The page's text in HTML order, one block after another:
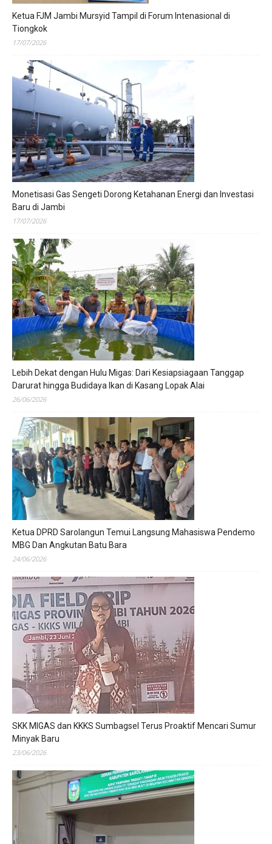
Ketua FJM Jambi Mursyid Tampil di Forum Intenasional di
Tiongkok
17/07/2026
Monetisasi Gas Sengeti Dorong Ketahanan Energi dan Investasi
Baru di Jambi
17/07/2026
Lebih Dekat dengan Hulu Migas: Dari Kesiapsiagaan Tanggap
Darurat hingga Budidaya Ikan di Kasang Lopak Alai
26/06/2026
Ketua DPRD Sarolangun Temui Langsung Mahasiswa Pendemo
MBG Dan Angkutan Batu Bara
24/06/2026
SKK MIGAS dan KKKS Sumbagsel Terus Proaktif Mencari Sumur
Minyak Baru
23/06/2026